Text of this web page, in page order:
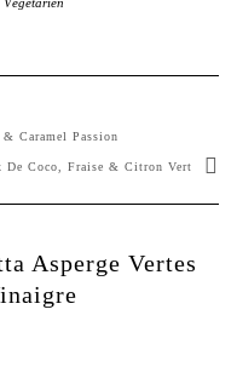
& Caramel Passion
De Coco, Fraise & Citron Vert
Asperge Vertes